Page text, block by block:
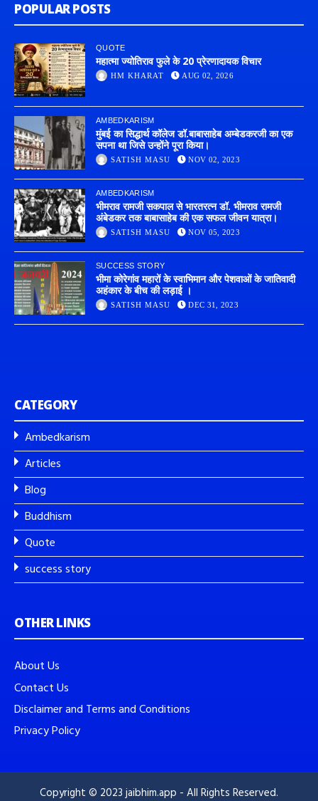
POPULAR POSTS
QUOTE
महात्मा ज्योतिराव फुले के 20 प्रेरणादायक विचार
HM KHARAT AUG 02, 2026
AMBEDKARISM
मुंबई का सिद्धार्थ कॉलेज डॉ.बाबासाहेब अम्बेडकरजी का एक
सपना था जिसे उन्होंने पूरा किया।
SATISH MASU NOV 02, 2023
AMBEDKARISM
भीमराव रामजी सकपाल से भारतरत्न डॉ. भीमराव रामजी
अंबेडकर तक बाबासाहेब की एक सफल जीवन यात्रा।
SATISH MASU NOV 05, 2023
SUCCESS STORY
भीमा कोरेगांव महारों के स्वाभिमान और पेशवाओं के जातिवादी
अहंकार के बीच की लड़ाई ।
SATISH MASU DEC 31, 2023
CATEGORY
Ambedkarism
Articles
Blog
Buddhism
Quote
success story
OTHER LINKS
About Us
Contact Us
Disclaimer and Terms and Conditions
Privacy Policy
Copyright © 2023 jaibhim.app - All Rights Reserved.